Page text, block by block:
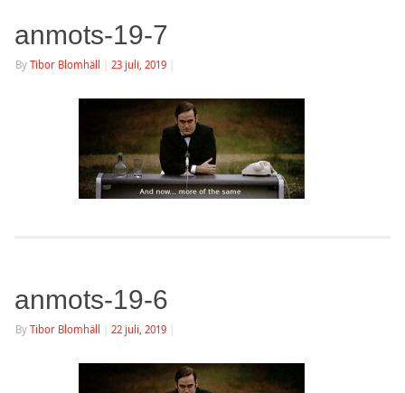
anmots-19-7
By Tibor Blomhäll 23 juli, 2019
anmots-19-6
By Tibor Blomhäll 22 juli, 2019